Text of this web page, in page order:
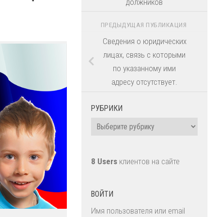
ПРЕДЫДУЩАЯ ПУБЛИКАЦИЯ
Сведения о юридических
лицах, связь с которыми
по указанному ими
адресу отсутствует.
РУБРИКИ
Рубрики
8 Users клиентов на сайте
ВОЙТИ
Имя пользователя или email